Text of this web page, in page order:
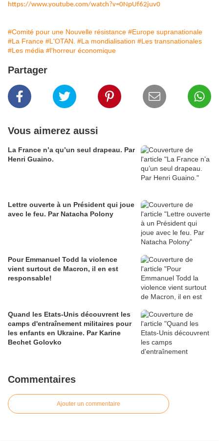
https://www.youtube.com/watch?v=0NpUf62juv0
#Comité pour une Nouvelle résistance #Europe supranationale
#La France #L'OTAN. #La mondialisation #Les transnationales
#Les média #l'horreur économique
Partager
Vous aimerez aussi
La France n’a qu’un seul drapeau. Par
Henri Guaino.
Lettre ouverte à un Président qui joue
avec le feu. Par Natacha Polony
Pour Emmanuel Todd la violence
vient surtout de Macron, il en est
responsable!
Quand les Etats-Unis découvrent les
camps d'entraînement militaires pour
les enfants en Ukraine. Par Karine
Bechet Golovko
Commentaires
Ajouter un commentaire